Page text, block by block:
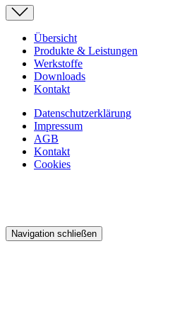
Übersicht
Produkte & Leistungen
Werkstoffe
Downloads
Kontakt
Datenschutzerklärung
Impressum
AGB
Kontakt
Cookies
Navigation schließen